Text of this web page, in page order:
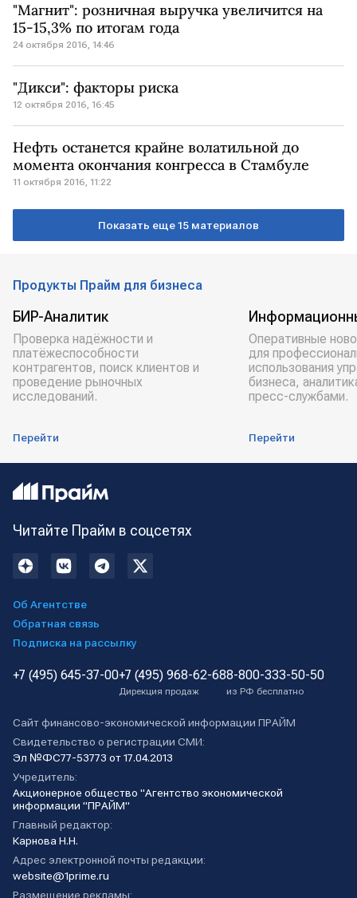
"Магнит": розничная выручка увеличится на
15-15,3% по итогам года
24 октября 2016, 14:46
"Дикси": факторы риска
12 октября 2016, 16:45
Нефть останется крайне волатильной до
момента окончания конгресса в Стамбуле
11 октября 2016, 11:22
Показать еще 15 материалов
Продукты Прайм для бизнеса
БИР-Аналитик
Проверка надёжности и
платёжеспособности
контрагентов, поиск клиентов и
проведение рыночных
исследований.
Перейти
Оперативные
для
использования
бизнеса,
пресс-службами.
Перейти
Читайте Прайм в соцсетях
Об Агентстве
Обратная связь
Подписка на рассылку
+7 (495) 645-37-00+7 (495) 968-62-68
Дирекция продаж
8-800-333-50-50
из РФ бесплатно
Сайт финансово-экономической информации ПРАЙМ
Свидетельство о регистрации СМИ:
Эл №ФС77-53773 от 17.04.2013
Учредитель:
Акционерное общество "Агентство экономической
информации "ПРАЙМ"
Главный редактор:
Карнова Н.Н.
Адрес электронной почты редакции:
website@1prime.ru
Размещение рекламы: